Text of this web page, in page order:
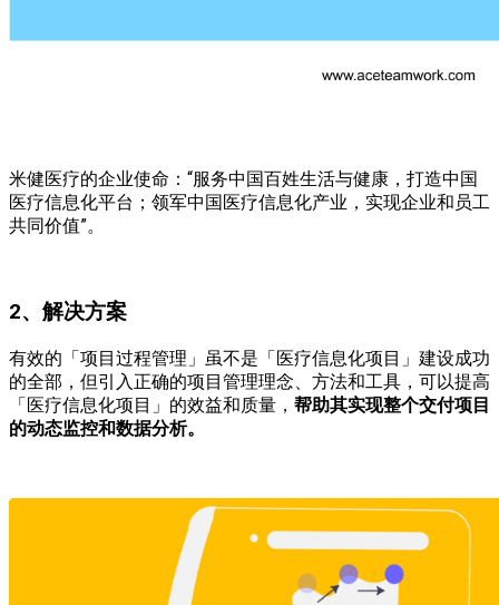
米健医疗的企业使命：“服务中国百姓生活与健康，打造中国
医疗信息化平台；领军中国医疗信息化产业，实现企业和员工
共同价值”。
2、解决方案
有效的「项目过程管理」虽不是「医疗信息化项目」建设成功
的全部，但引入正确的项目管理理念、方法和工具，可以提高
「医疗信息化项目」的效益和质量， 帮助其实现整个交付项目
的动态监控和数据分析。